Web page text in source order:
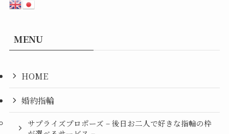
MENU
HOME
婚約指輪
サプライズプロポーズ – 後日お二人で好きな指輪の枠